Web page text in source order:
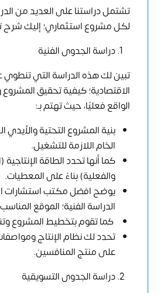
تشتمل دراستنا على العديد من
لكل مشروع استثماري؛ إليك
دراسة الجدوى الفنية
تبين لك هذه الدراسة التي تنطوي
الاقتصادية؛ كيفية تحقيق
الواقع فعليًا، حيث تهتم بـ:
بنية المشروع التحتية والأيدي
الخام اللازمة للتشغيل.
كما أنها تحدد الطاقة
والفعلية) بناءً على المعطيات.
يوضح افضل مكتب استشارات
الدراسة الفنية؛ الموقع
كما تقوم بتخطيط المشروع
تحدد لك نظام الإنتاج
على منتج المنافسين.
دراسة الجدوى التسويقية